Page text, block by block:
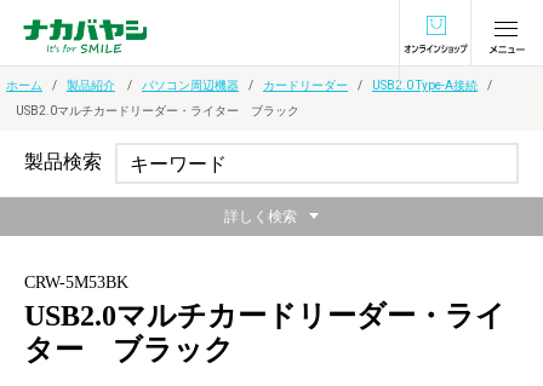
オンラインショ
ホーム 製品紹介 パソコン周辺機器 カードリーダー
USB2.0 Type-A接続
USB2.0マルチカードリーダー・ライター ブラック
CRW-5M53BK
USB2.0マルチカードリーダー・ライ
ター ブラック
製品検索
詳しく検索